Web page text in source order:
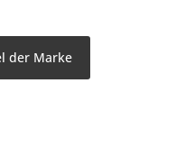
der Marke